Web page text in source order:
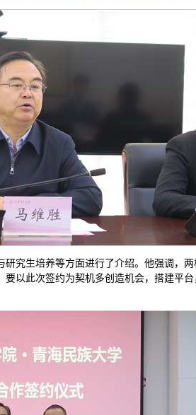
究生培养等方面进行了介绍。他强调，两
以此次签约为契机多创造机会，搭建平